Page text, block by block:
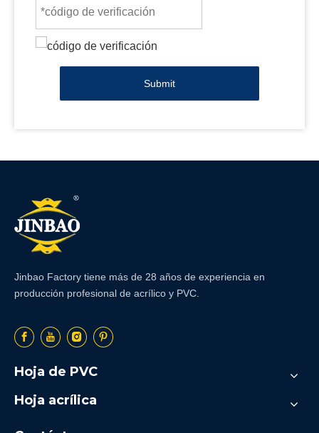
Submit
Jinbao Factory tiene más de 28 años de experiencia en
producción profesional de acrílico y PVC.
Hoja de PVC
Hoja acrílica